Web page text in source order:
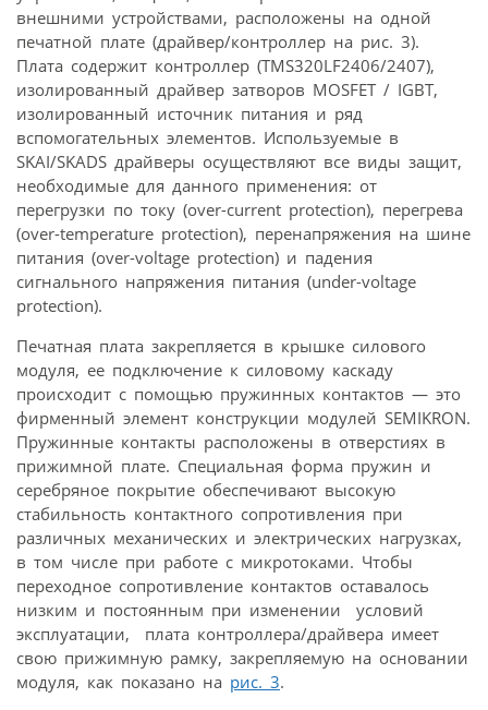
внешними устройствами, расположены на одной
печатной плате (драйвер/контроллер на рис. 3).
Плата содержит контроллер (TMS320LF2406/2407),
изолированный драйвер затворов MOSFET / IGBT,
изолированный источник питания и ряд
вспомогательных элементов. Используемые в
SKAI/SKADS драйверы осуществляют все виды защит,
необходимые для данного применения: от
перегрузки по току (over-current protection), перегрева
(over-temperature protection), перенапряжения на шине
питания (over-voltage protection) и падения
сигнального напряжения питания (under-voltage
protection).
Печатная плата закрепляется в крышке силового
модуля, ее подключение к силовому каскаду
происходит с помощью пружинных контактов — это
фирменный элемент конструкции модулей SEMIKRON.
Пружинные контакты расположены в отверстиях в
прижимной плате. Специальная форма пружин и
серебряное покрытие обеспечивают высокую
стабильность контактного сопротивления при
различных механических и электрических нагрузках,
в том числе при работе с микротоками. Чтобы
переходное сопротивление контактов оставалось
низким и постоянным при изменении условий
эксплуатации, плата контроллера/драйвера имеет
свою прижимную рамку, закрепляемую на основании
модуля, как показано на рис. 3.